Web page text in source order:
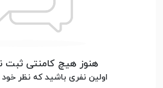
هنوز هیچ کامنتی
اولین نفری باشید که نظر خود